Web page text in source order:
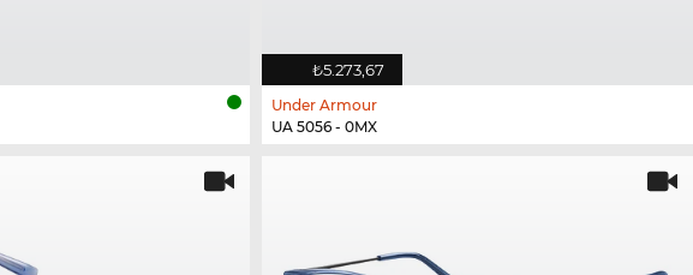
₺5.273,67
Under Armour
UA 5056 - 0MX